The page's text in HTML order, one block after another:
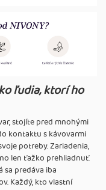
ľudia, ktorí ho
stojíte pred mnohými
kontaktu s kávovarmi
potreby. Zariadenia,
len ťažko prehliadnuť.
sa predáva iba
Každý, kto vlastní